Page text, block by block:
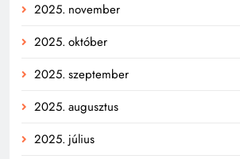
2025. november
2025. október
2025. szeptember
2025. augusztus
2025. július